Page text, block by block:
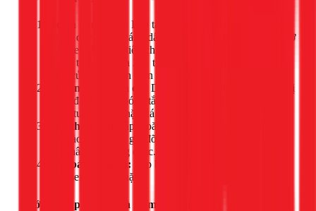
Lắp tạm thân sen vào củ sen. Dùng
thước dây đo và đánh dấu vị trí cần khoan để lắp giá đỡ
thân sen. Độ cao tiêu chuẩn của bát sen trần so với mặt
sàn là từ 1.8m đến 2m, tùy thuộc vào chiều cao trung
bình của các thành viên trong gia đình.
Khoan và lắp giá đỡ:
Dùng máy khoan khoan lỗ tại vị
trí đã đánh dấu. Đóng tắc kê nhựa vào lỗ khoan và
dùng tua vít bắt chặt giá đỡ lên tường.
Lắp thân sen:
Lắp gioăng cao su và gắn cố định thân
sen vào củ sen và giá đỡ. Siết chặt các ốc vít để đảm
bảo thân sen vững chắc.
Lắp bát sen trần: Lắp bát sen lớn vào đầu trên của
thân sen và siết chặt.
Bước 4: Lắp sen tay và kiểm tra vận hành